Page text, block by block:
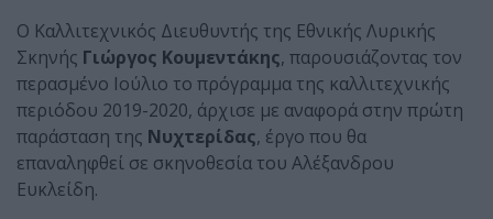
Ο Καλλιτεχνικός Διευθυντής της Εθνικής Λυρικής
Σκηνής Γιώργος Κουμεντάκης, παρουσιάζοντας τον
περασμένο Ιούλιο το πρόγραμμα της καλλιτεχνικής
περιόδου 2019-2020, άρχισε με αναφορά στην πρώτη
παράσταση της Νυχτερίδας, έργο που θα
επαναληφθεί σε σκηνοθεσία του Αλέξανδρου
Ευκλείδη.